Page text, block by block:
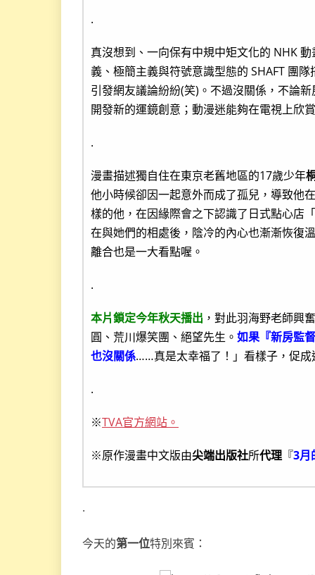
.
真沒想到、一向保有中規中矩文化的 NHK
義、極簡主義與符號意識型態的 SHAFT 團
引發網友議論紛紛(笑)。不過沒關係，不論
開發新的運鏡創意；動漫迷能夠在電視上欣
.
漫畫描述獨自住在東京老舊地區的17歲少年
他小時候卻因一起意外而成了孤兒，導致他
樣的他，在因緣際會之下認識了日式點心店
在與她們的相處後，陰冷的內心也漸漸恢復
離合也是一大看點喔。
.
本片鎖定今年秋天播出 ，對此羽海野老師興
圓、荒川爆笑團、絕望先生。 如果『新房監
也沒關係……真是太幸福了！」看樣子，促成
.
※TVA官方網站。
※原作漫畫中文版由尖端出版社所代理 『3月
.
今天的第一位特別來賓：